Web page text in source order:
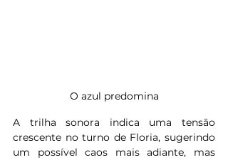
O azul predomina
A trilha sonora indica uma tensão
crescente no turno de Floria, sugerindo
um possível caos mais adiante, mas